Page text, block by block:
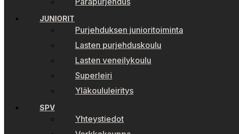
JUNIORIT
Purjehduksen junioritoiminta
Lasten purjehduskoulu
Lasten veneilykoulu
Superleiri
Yläkoululeiritys
SPV
Yhteystiedot